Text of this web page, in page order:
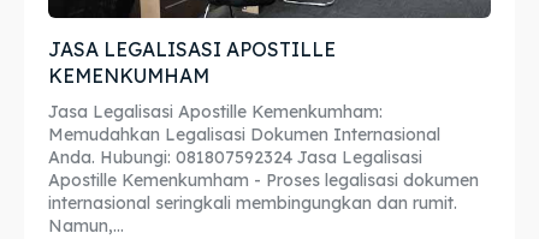
Asuransi
Blog
Asuransi
Blog
JASA LEGALISASI APOSTILLE
KEMENKUMHAM
Jasa Legalisasi Apostille Kemenkumham:
Memudahkan Legalisasi Dokumen Internasional
Anda. Hubungi: 081807592324 Jasa Legalisasi
Apostille Kemenkumham - Proses legalisasi dokumen
internasional seringkali membingungkan dan rumit.
Namun,...